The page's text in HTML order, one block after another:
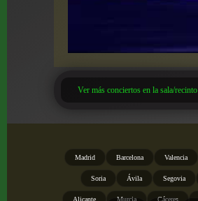
Ver más conciertos en la sala/recinto
Madrid Barcelona Valencia
Soria Ávila Segovia
Alicante Murcia Cáceres